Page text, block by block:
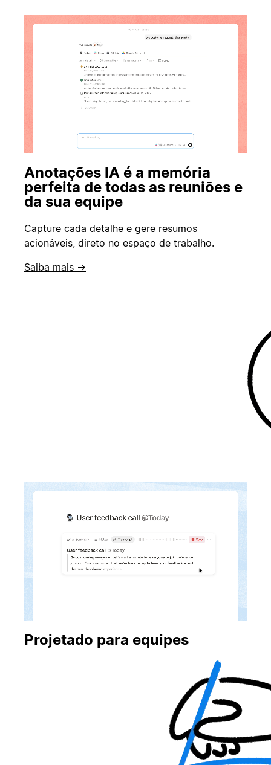
Anotações IA é a memória
perfeita de todas as reuniões e
da sua equipe
Capture cada detalhe e gere resumos
acionáveis, direto no espaço de trabalho.
Saiba mais →
Projetado para equipes